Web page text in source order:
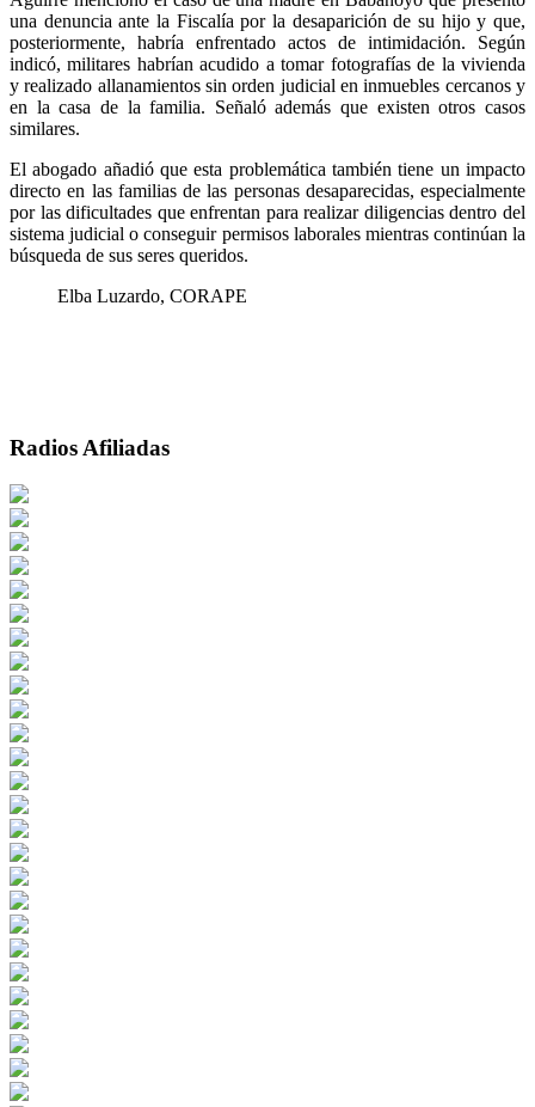
una denuncia ante la Fiscalía por la desaparición de su hijo y que,
posteriormente, habría enfrentado actos de intimidación. Según
indicó, militares habrían acudido a tomar fotografías de la vivienda
y realizado allanamientos sin orden judicial en inmuebles cercanos y
en la casa de la familia. Señaló además que existen otros casos
similares.
El abogado añadió que esta problemática también tiene un impacto
directo en las familias de las personas desaparecidas, especialmente
por las dificultades que enfrentan para realizar diligencias dentro del
sistema judicial o conseguir permisos laborales mientras continúan la
búsqueda de sus seres queridos.
Elba Luzardo, CORAPE
Radios Afiliadas